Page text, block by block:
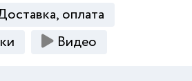
оплата
Видео